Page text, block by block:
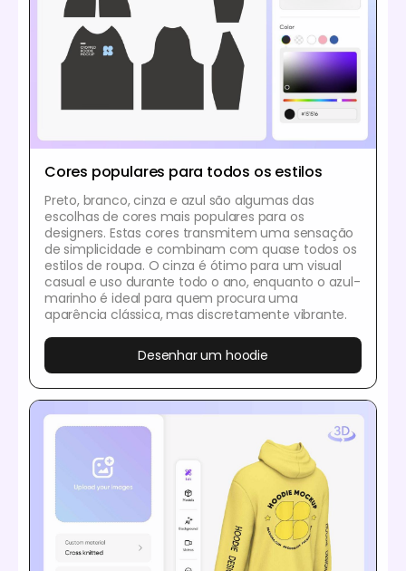
Cores populares para todos os estilos
Preto, branco, cinza e azul são algumas das
escolhas de cores mais populares para os
designers. Estas cores transmitem uma sensação
de simplicidade e combinam com quase todos os
estilos de roupa. O cinza é ótimo para um visual
casual e uso durante todo o ano, enquanto o azul-
marinho é ideal para quem procura uma
aparência clássica, mas discretamente vibrante.
Desenhar um hoodie